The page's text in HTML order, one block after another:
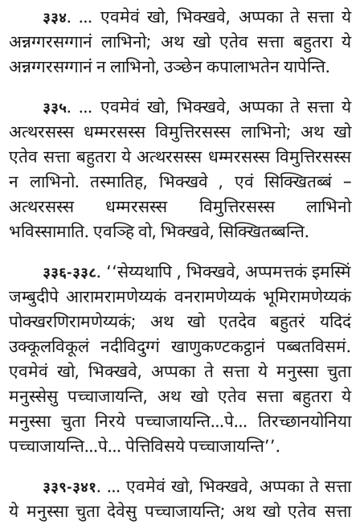
३३४. … एवमेवं खो, भिक्खवे, अप्पका ते सत्ता ये
अन्नग्गरसग्गानं लाभिनो; अथ खो एतेव सत्ता बहुतरा ये
अन्नग्गरसग्गानं न लाभिनो, उञ्छेन कपालाभतेन यापेन्ति.
३३५. … एवमेवं खो, भिक्खवे, अप्पका ते सत्ता ये
अत्थरसस्स धम्मरसस्स विमुत्तिरसस्स लाभिनो; अथ खो
एतेव सत्ता बहुतरा ये अत्थरसस्स धम्मरसस्स विमुत्तिरसस्स
न लाभिनो. तस्मातिह, भिक्खवे , एवं सिक्खितब्बं –
अत्थरसस्स धम्मरसस्स विमुत्तिरसस्स लाभिनो
भविस्सामाति. एवञ्हि वो, भिक्खवे, सिक्खितब्बन्ति.
३३६-३३८. ‘‘सेय्यथापि , भिक्खवे, अप्पमत्तकं इमस्मिं
जम्बुदीपे आरामरामणेय्यकं वनरामणेय्यकं भूमिरामणेय्यकं
पोक्खरणिरामणेय्यकं; अथ खो एतदेव बहुतरं यदिदं
उक्कूलविकूलं नदीविदुग्गं खाणुकण्टकट्ठानं पब्बतविसमं.
एवमेवं खो, भिक्खवे, अप्पका ते सत्ता ये मनुस्सा चुता
मनुस्सेसु पच्चाजायन्ति, अथ खो एतेव सत्ता बहुतरा ये
मनुस्सा चुता निरये पच्चाजायन्ति…पे… तिरच्छानयोनिया
पच्चाजायन्ति…पे… पेत्तिविसये पच्चाजायन्ति’’.
३३९-३४१. … एवमेवं खो, भिक्खवे, अप्पका ते सत्ता
ये मनुस्सा चुता देवेसु पच्चाजायन्ति; अथ खो एतेव सत्ता